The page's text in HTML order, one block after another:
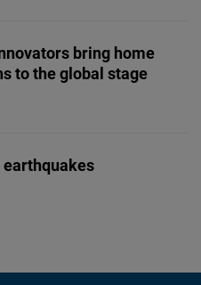
bring home
to the global stage